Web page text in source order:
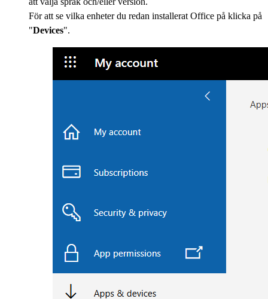
För att se vilka enheter du redan installerat Office på klicka på
"Devices".